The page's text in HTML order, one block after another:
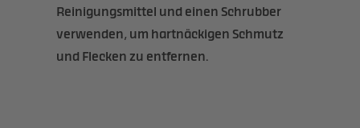
Reinigungsmittel und einen Schrubber
verwenden, um hartnäckigen Schmutz
und Flecken zu entfernen.